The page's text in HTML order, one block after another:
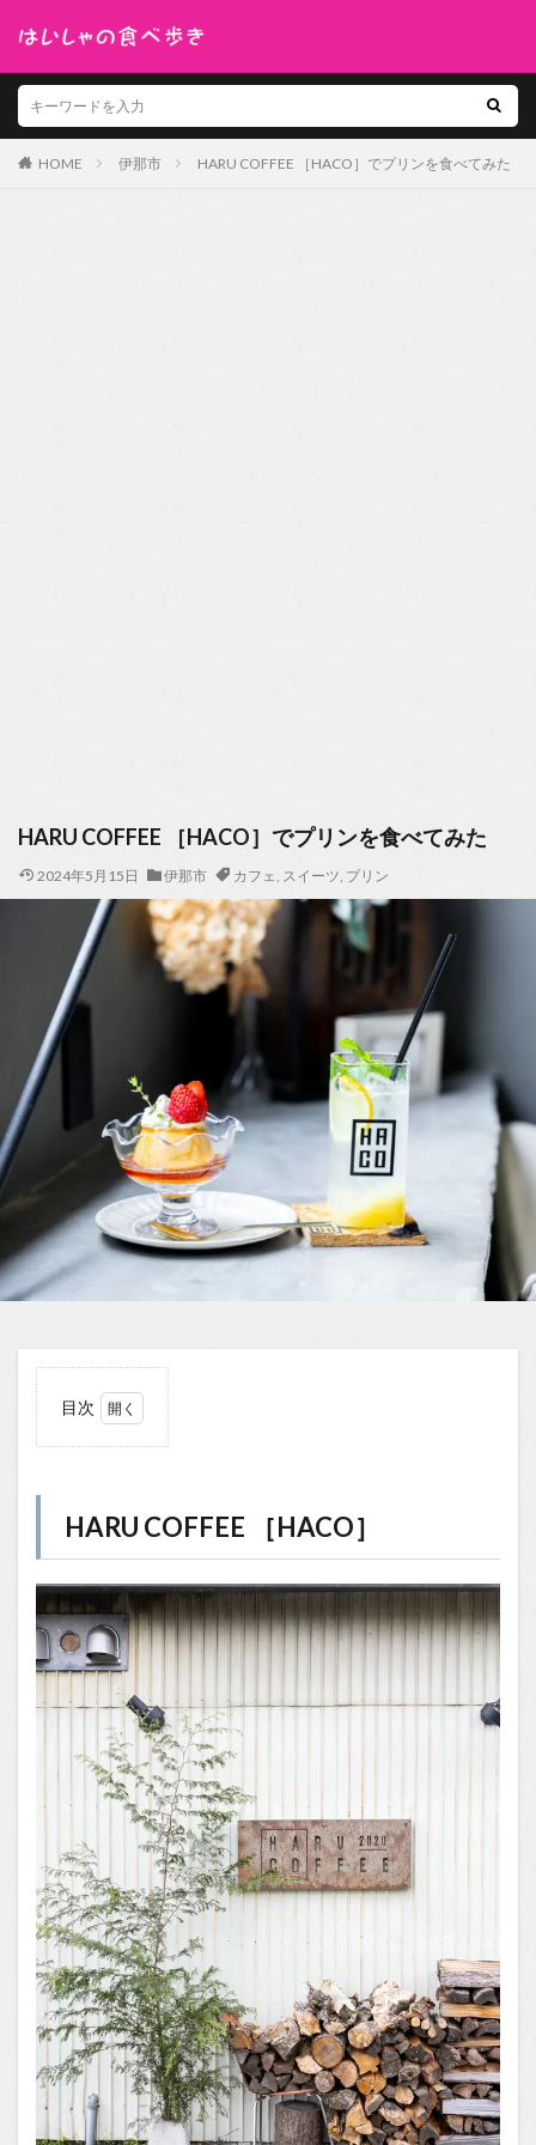
HOME 伊那市 HARU COFFEE ［HACO］でプリンを食べてみた
HARU COFFEE ［HACO］でプリンを食べてみた
2024年5月15日 伊那市 カフェ, スイーツ, プリン
目次
1.1
1.2
You
Tube
1.2.1
はいし
ゃの食
べ歩き
You
Tubeチ
ャンネ
HARU COFFEE ［HACO］